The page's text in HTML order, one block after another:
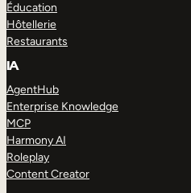
Éducation
Hôtellerie
Restaurants
IA
AgentHub
Enterprise Knowledge
MCP
Harmony AI
Roleplay
Content Creator